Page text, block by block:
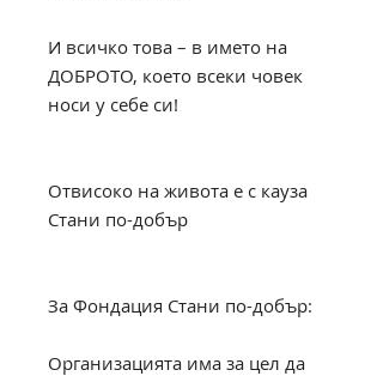
И всичко това – в името на
ДОБРОТО, което всеки човек
носи у себе си!
Отвисоко на живота е с кауза
Стани по-добър
За Фондация Стани по-добър:
Организацията има за цел да